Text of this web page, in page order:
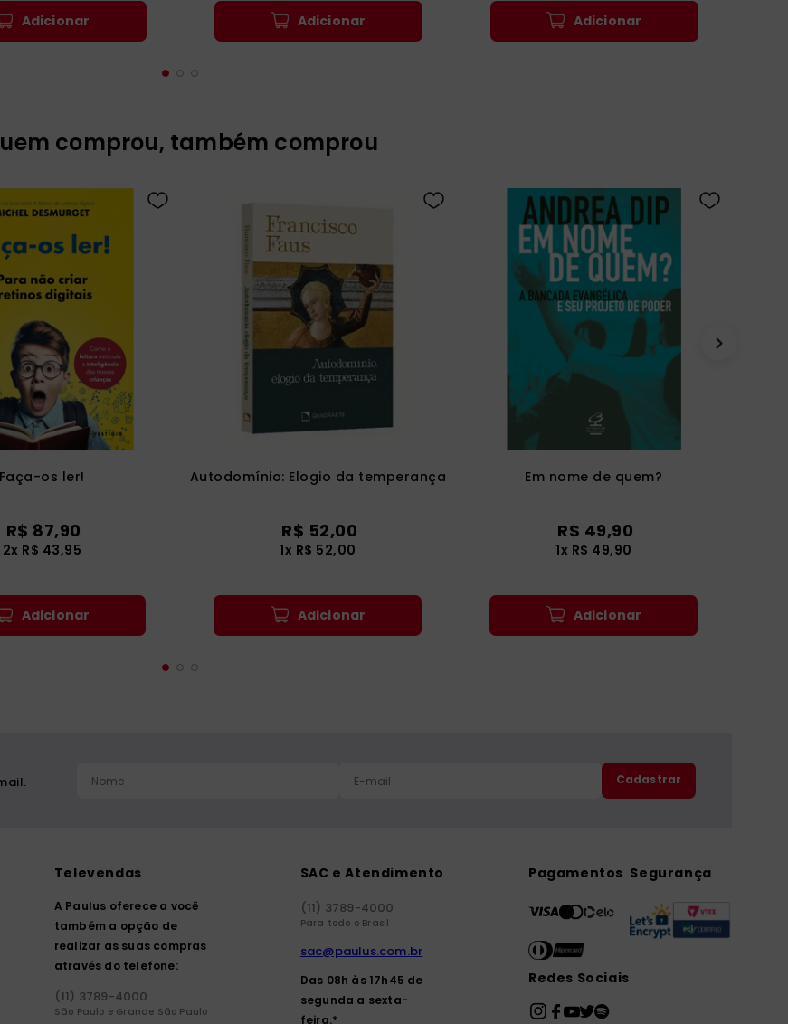
Adicionar Adicionar Adicionar
comprou, também comprou
Faça-os ler!
R$ 87,90
2x R$ 43,95
Adicionar
Autodomínio: Elogio da temperança
R$ 52,00
1x R$ 52,00
Adicionar
Em nome de quem?
R$ 49,90
1x R$ 49,90
Adicionar
Cadastrar
Televendas
A Paulus oferece a você
também a opção de
realizar as suas compras
através do telefone:
(11) 3789-4000
São Paulo e Grande São Paulo
SAC e Atendimento
(11) 3789-4000
Para todo o Brasil
sac@paulus.com.br
Das 08h às 17h45 de
segunda a sexta-
feira.*
Pagamentos Segurança
Redes Sociais